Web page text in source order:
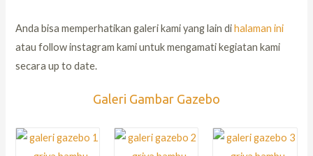
Anda bisa memperhatikan galeri kami yang lain dihalaman ini
atau follow instagram kami untuk mengamati kegiatan kami
secara up to date.
Galeri Gambar Gazebo